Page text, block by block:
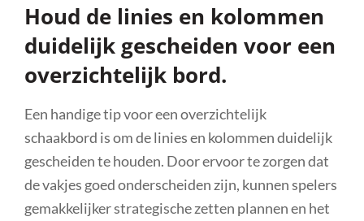
Houd de linies en kolommen
duidelijk gescheiden voor een
overzichtelijk bord.
Een handige tip voor een overzichtelijk
schaakbord is om de linies en kolommen duidelijk
gescheiden te houden. Door ervoor te zorgen dat
de vakjes goed onderscheiden zijn, kunnen spelers
gemakkelijker strategische zetten plannen en het